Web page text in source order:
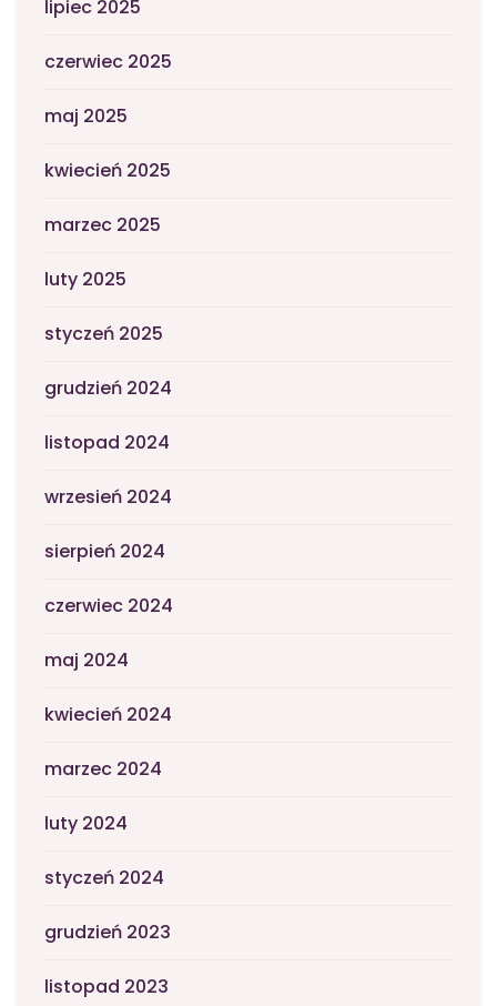
lipiec 2025
czerwiec 2025
maj 2025
kwiecień 2025
marzec 2025
luty 2025
styczeń 2025
grudzień 2024
listopad 2024
wrzesień 2024
sierpień 2024
czerwiec 2024
maj 2024
kwiecień 2024
marzec 2024
luty 2024
styczeń 2024
grudzień 2023
listopad 2023